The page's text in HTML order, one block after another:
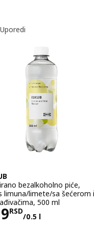
Ukupno recenzija:
Uporedi
bezalkoholno piće,
limuna/limete/sa šećerom i
500 ml
RSD
/0.5 l
119RSD/